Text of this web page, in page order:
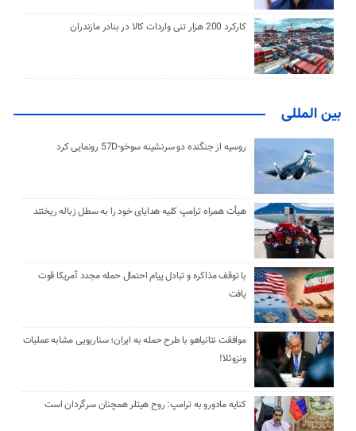
کارکرد 200 هزار تنی واردات کالا در بنادر مازندران
بین المللی
روسیه از جنگنده دو سرنشینه سوخو-57D رونمایی کرد
هیأت همراه ترامپ کلیه هدایای خود را به سطل زباله ریختند
با توقف مذاکره و تبادل پیام احتمال حمله مجدد آمریکا قوت
یافت
موافقت نتانیاهو با طرح حمله به ایران؛ سناریویی مشابه عملیات
ونزوئلا!
کنایه مادورو به ترامپ: روح هیتلر همچنان سرگردان است